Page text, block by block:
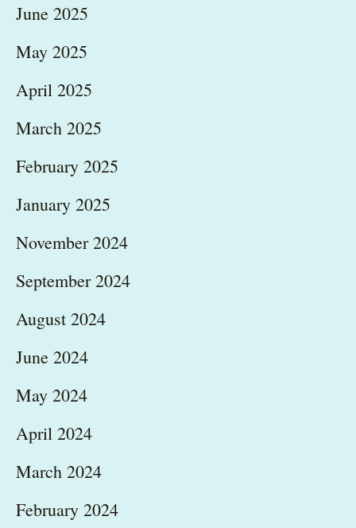
June 2025
May 2025
April 2025
March 2025
February 2025
January 2025
November 2024
September 2024
August 2024
June 2024
May 2024
April 2024
March 2024
February 2024